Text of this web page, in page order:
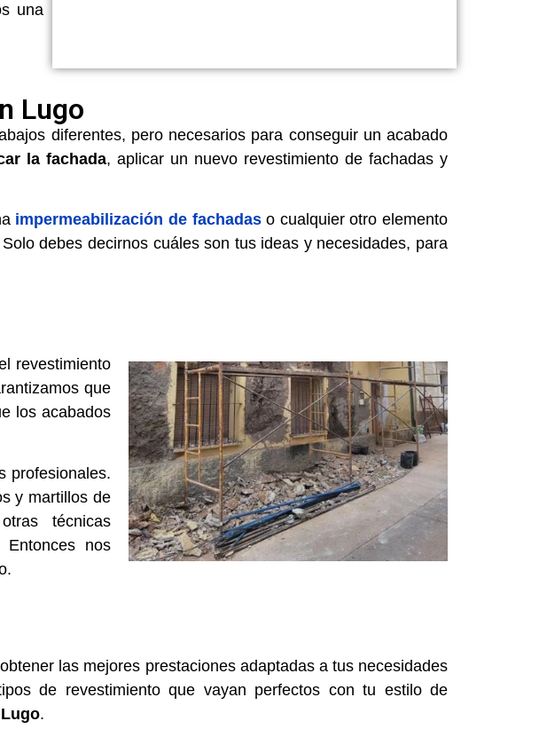
una
Lugo
diferentes, pero necesarios para conseguir un acabado
la fachada, aplicar un nuevo revestimiento de fachadas y
impermeabilización de fachadaso cualquier otro elemento
debes decirnos cuáles son tus ideas y necesidades, para
revestimiento
que
los acabados
profesionales.
y martillos de
técnicas
nos
las mejores prestaciones adaptadas a tus necesidades
de revestimiento que vayan perfectos con tu estilo de
.